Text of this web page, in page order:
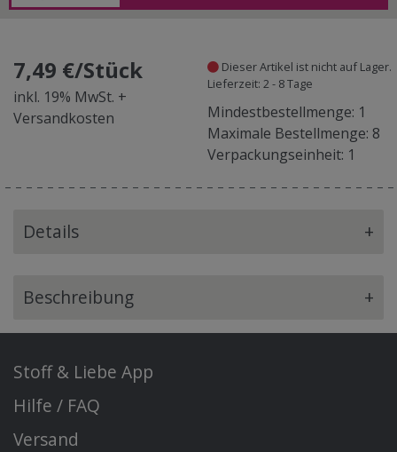
7,49 €/Stück
inkl. 19% MwSt. +
Versandkosten
Dieser Artikel ist nicht auf Lager.
Lieferzeit: 2 - 8 Tage
Mindestbestellmenge: 1
Maximale Bestellmenge: 8
Verpackungseinheit: 1
Details +
Beschreibung +
Stoff & Liebe App
Hilfe / FAQ
Versand